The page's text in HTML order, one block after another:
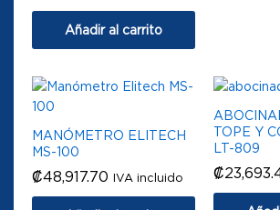
Añadir al carrito
MANÓMETRO ELITECH
MS-100
₡48,917.70 IVA incluido
TOPE Y
LT-809
₡